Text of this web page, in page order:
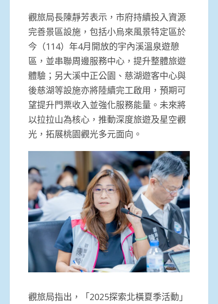
觀旅局長陳靜芳表示，市府持續投入資源
完善景區設施，包括小烏來風景特定區於
今（114）年4月開放的宇內溪溫泉遊憩
區，並串聯周邊服務中心，提升整體旅遊
體驗；另大溪中正公園、慈湖遊客中心與
後慈湖等設施亦將陸續完工啟用，預期可
望提升門票收入並強化服務能量。未來將
以拉拉山為核心，推動深度旅遊及星空觀
光，拓展桃園觀光多元面向。
觀旅局指出，「2025探索北橫夏季活動」